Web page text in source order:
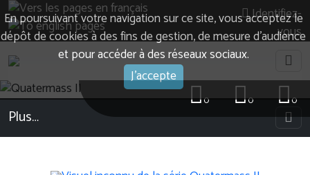
En poursuivant votre navigation sur ce site, vous acceptez le
dépôt de cookies à des fins de gestion, de mesure d’audience
et pour accéder à des réseaux sociaux.
J'accepte
Identifiez-
vous
0
0
0
Plus…